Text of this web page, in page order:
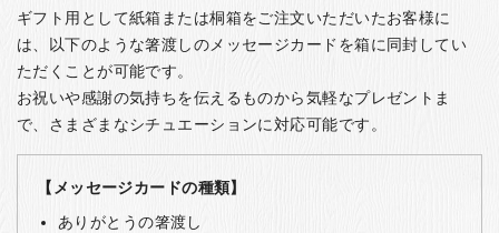
ギフト用として紙箱または桐箱をご注文いただいたお客様に
は、以下のような箸渡しのメッセージカードを箱に同封してい
ただくことが可能です。
お祝いや感謝の気持ちを伝えるものから気軽なプレゼントま
で、さまざまなシチュエーションに対応可能です。
【メッセージカードの種類】
ありがとうの箸渡し